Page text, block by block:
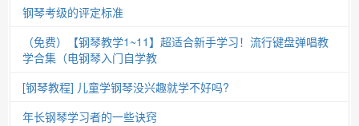
钢琴考级的评定标准
（免费）【钢琴教学1~11】超适合新手学习！流行键盘弹唱教
学合集（电钢琴入门自学教
[钢琴教程] 儿童学钢琴没兴趣就学不好吗?
年长钢琴学习者的一些诀窍